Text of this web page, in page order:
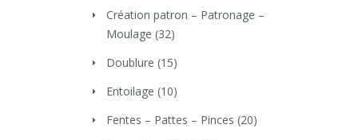
Création patron – Patronage –
Moulage (32)
Doublure (15)
Entoilage (10)
Fentes – Pattes – Pinces (20)